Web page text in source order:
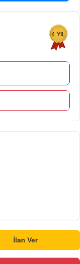
4 YIL
İlan Ver